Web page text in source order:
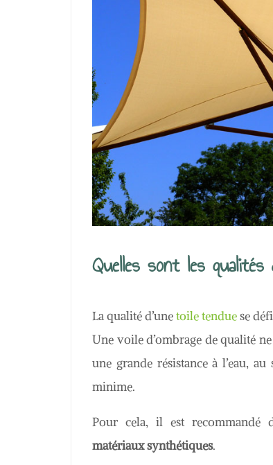
Quelles sont les qualités
La qualité d’unetoile tenduese
Une voile d’ombrage de qualité
une grande résistance à l’eau,
minime.
Pour cela, il est recommandé
matériaux synthétiques.